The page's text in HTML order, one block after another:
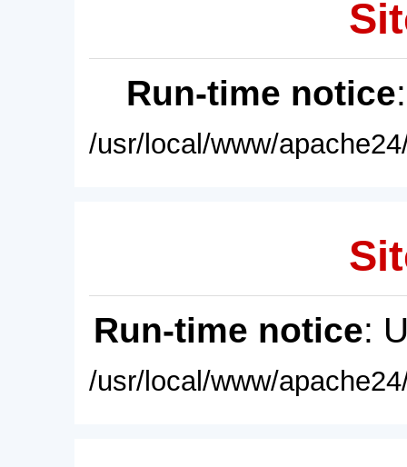
Run-time notice
/usr/local/www/
Run-time notice:
/usr/local/www/